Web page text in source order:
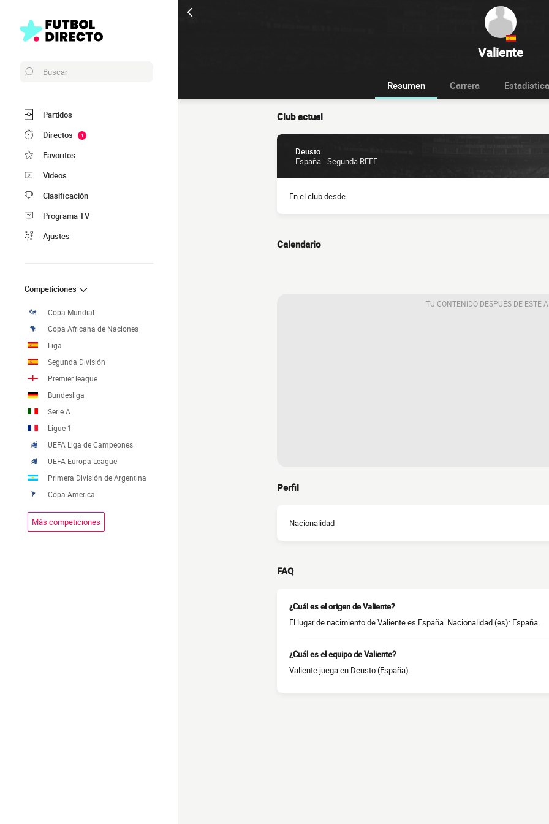
Valiente
Buscar
Partidos
Directos
1
Favoritos
Videos
Clasificación
Programa TV
Ajustes
Competiciones
Copa Mundial
Copa Africana de Naciones
Liga
Segunda División
Premier league
Bundesliga
Serie A
Ligue 1
UEFA Liga de Campeones
UEFA Europa League
Primera División de Argentina
Copa America
Más competiciones
Resumen Carrera
Club actual
Deusto
España - Segunda RFEF
En el club desde
Calendario
TU CONTENIDO DESPUÉS DE ESTE
Perfil
Nacionalidad
FAQ
¿Cuál es el origen de Valiente?
El lugar de nacimiento de Valiente es España. Nacionalidad (es): España.
¿Cuál es el equipo de Valiente?
Valiente juega en Deusto (España).